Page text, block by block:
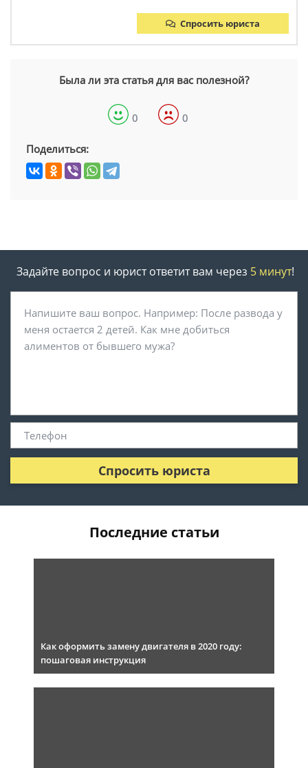
Спросить юриста
Была ли эта статья для вас полезной?
0 0
Поделиться:
Задайте вопрос и юрист ответит вам через 5 минут!
Спросить юриста
Последние статьи
Как оформить замену двигателя в 2020 году:
пошаговая инструкция